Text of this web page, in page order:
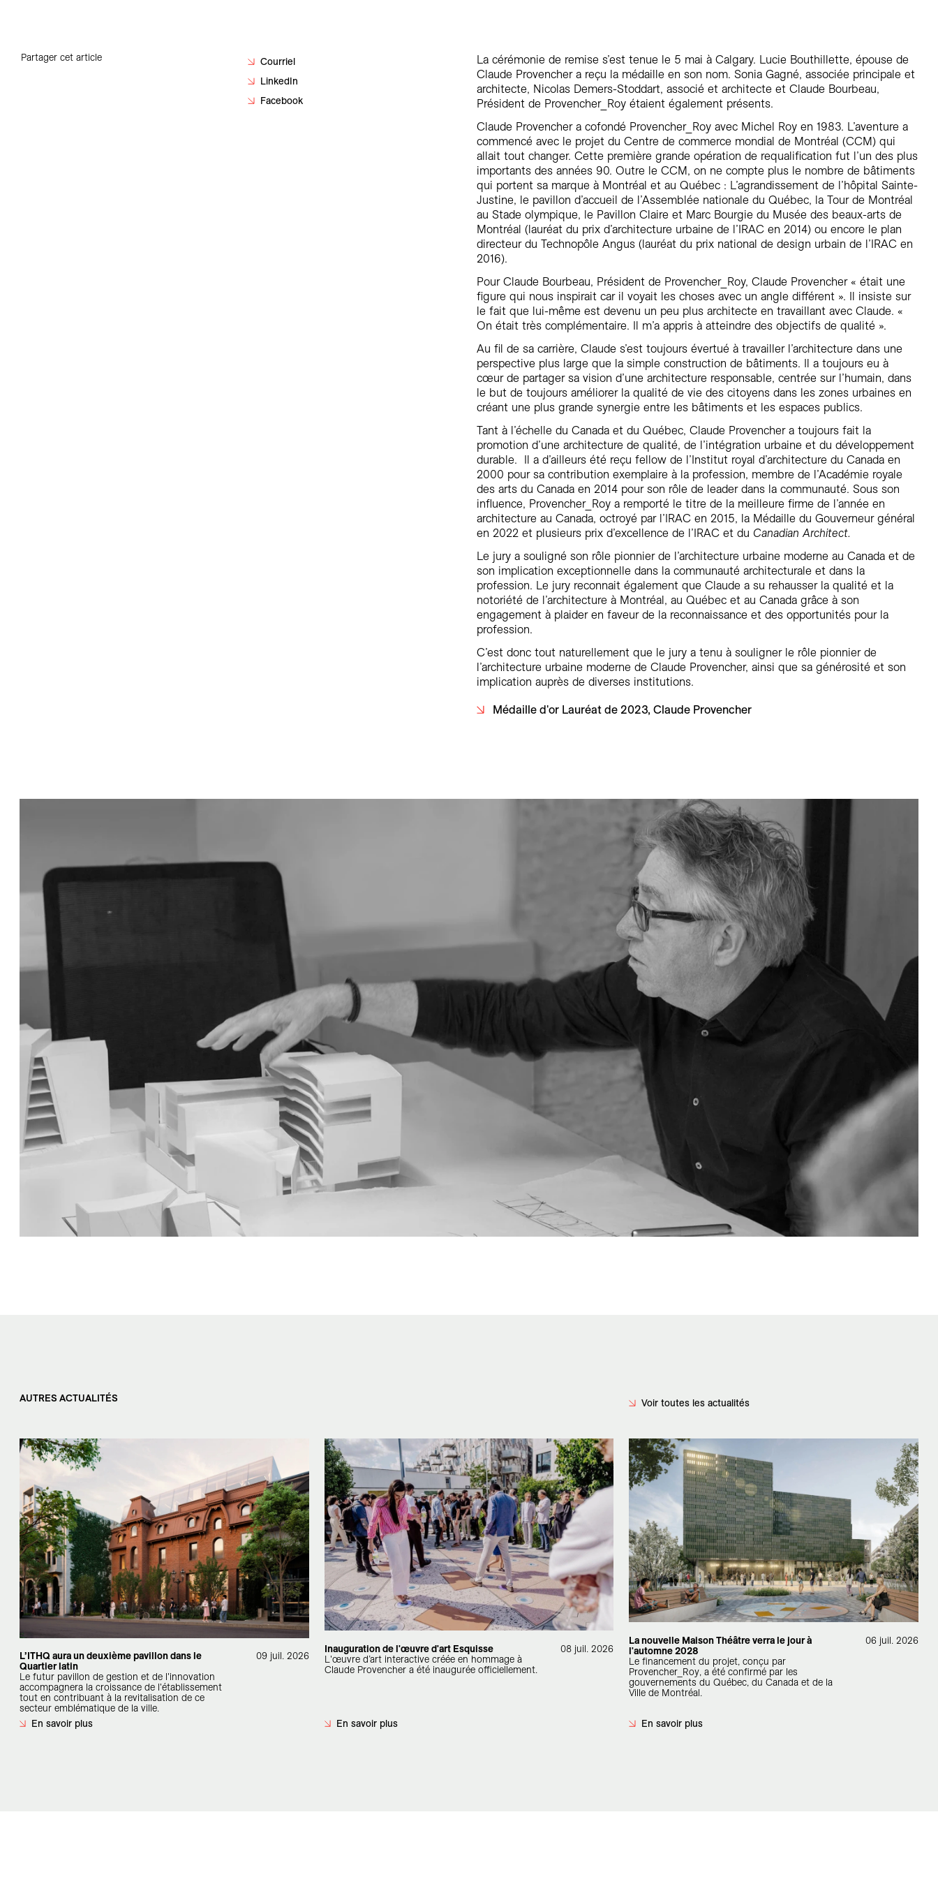
Sport et divertissement
Transport
Partager cet article
Courriel
LinkedIn
Facebook
La cérémonie de remise s’est tenue le 5 mai à Calgary. Lucie Bouthillette, épouse de
Claude Provencher a reçu la médaille en son nom. Sonia Gagné, associée principale et
architecte, Nicolas Demers-Stoddart, associé et architecte et Claude Bourbeau,
Président de Provencher_Roy étaient également présents.
Claude Provencher a cofondé Provencher_Roy avec Michel Roy en 1983. L’aventure a
commencé avec le projet du Centre de commerce mondial de Montréal (CCM) qui
allait tout changer. Cette première grande opération de requalification fut l’un des plus
importants des années 90. Outre le CCM, on ne compte plus le nombre de bâtiments
qui portent sa marque à Montréal et au Québec : L’agrandissement de l’hôpital Sainte-
Justine, le pavillon d’accueil de l’Assemblée nationale du Québec, la Tour de Montréal
au Stade olympique, le Pavillon Claire et Marc Bourgie du Musée des beaux-arts de
Montréal (lauréat du prix d’architecture urbaine de l’IRAC en 2014) ou encore le plan
directeur du Technopôle Angus (lauréat du prix national de design urbain de l’IRAC en
2016).
Pour Claude Bourbeau, Président de Provencher_Roy, Claude Provencher « était une
figure qui nous inspirait car il voyait les choses avec un angle différent ». Il insiste sur
le fait que lui-même est devenu un peu plus architecte en travaillant avec Claude. «
On était très complémentaire. Il m’a appris à atteindre des objectifs de qualité ».
Au fil de sa carrière, Claude s’est toujours évertué à travailler l’architecture dans une
perspective plus large que la simple construction de bâtiments. Il a toujours eu à
cœur de partager sa vision d’une architecture responsable, centrée sur l’humain, dans
le but de toujours améliorer la qualité de vie des citoyens dans les zones urbaines en
créant une plus grande synergie entre les bâtiments et les espaces publics.
Tant à l’échelle du Canada et du Québec, Claude Provencher a toujours fait la
promotion d’une architecture de qualité, de l’intégration urbaine et du développement
durable. Il a d’ailleurs été reçu fellow de l’Institut royal d’architecture du Canada en
2000 pour sa contribution exemplaire à la profession, membre de l’Académie royale
des arts du Canada en 2014 pour son rôle de leader dans la communauté. Sous son
influence, Provencher_Roy a remporté le titre de la meilleure firme de l’année en
architecture au Canada, octroyé par l’IRAC en 2015, la Médaille du Gouverneur général
en 2022 et plusieurs prix d’excellence de l’IRAC et du Canadian Architect.
Le jury a souligné son rôle pionnier de l’architecture urbaine moderne au Canada et de
son implication exceptionnelle dans la communauté architecturale et dans la
profession. Le jury reconnait également que Claude a su rehausser la qualité et la
notoriété de l’architecture à Montréal, au Québec et au Canada grâce à son
engagement à plaider en faveur de la reconnaissance et des opportunités pour la
profession.
C’est donc tout naturellement que le jury a tenu à souligner le rôle pionnier de
l’architecture urbaine moderne de Claude Provencher, ainsi que sa générosité et son
implication auprès de diverses institutions.
Médaille d'or Lauréat de 2023, Claude Provencher
AUTRES ACTUALITÉS Voir toutes les actualités
L’ITHQ aura un deuxième pavillon dans le
Quartier latin
Le futur pavillon de gestion et de l'innovation
accompagnera la croissance de l'établissement
tout en contribuant à la revitalisation de ce
secteur emblématique de la ville.
En savoir plus
09 juil. 2026
Inauguration de l'œuvre d'art Esquisse
L'œuvre d’art interactive créée en hommage à
Claude Provencher a été inaugurée officiellement.
En savoir plus
08 juil. 2026
La nouvelle Maison Théâtre verra le jour à
l'automne 2028
Le financement du projet, conçu par
Provencher_Roy, a été confirmé par les
gouvernements du Québec, du Canada et de la
Ville de Montréal.
En savoir plus
06 juil. 2026